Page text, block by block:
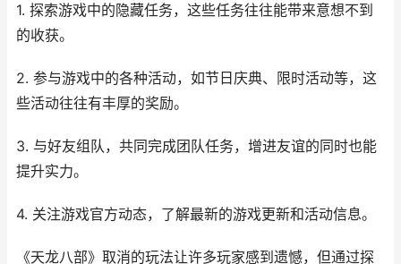
1. 探索游戏中的隐藏任务，这些任务往往能带来意想不到
的收获。
2. 参与游戏中的各种活动，如节日庆典、限时活动等，这
些活动往往有丰厚的奖励。
3. 与好友组队，共同完成团队任务，增进友谊的同时也能
提升实力。
4. 关注游戏官方动态，了解最新的游戏更新和活动信息。
《天龙八部》取消的玩法让许多玩家感到遗憾，但通过探